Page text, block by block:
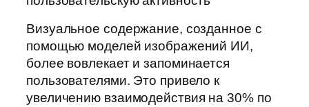
Визуальное содержание, созданное с
помощью моделей изображений ИИ,
более вовлекает и запоминается
пользователями. Это привело к
увеличению взаимодействия на 30% по